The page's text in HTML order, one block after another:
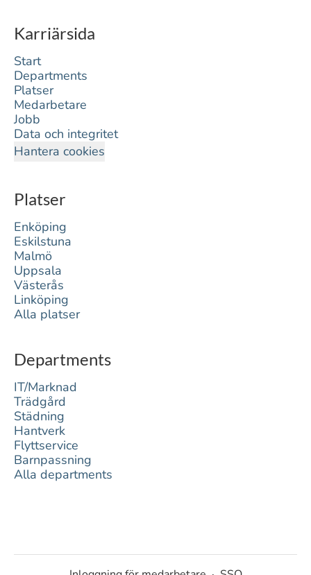
Karriärsida
Start
Departments
Platser
Medarbetare
Jobb
Data och integritet
Hantera cookies
Platser
Enköping
Eskilstuna
Malmö
Uppsala
Västerås
Linköping
Alla platser
Departments
IT/Marknad
Trädgård
Städning
Hantverk
Flyttservice
Barnpassning
Alla departments